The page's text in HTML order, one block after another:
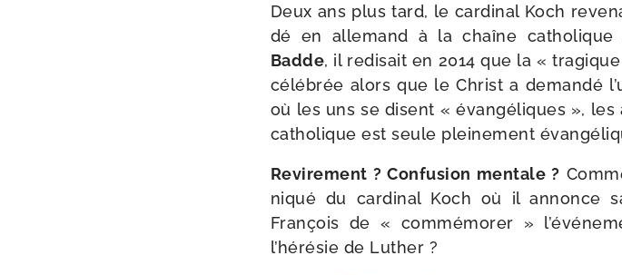
Deux ans plus tard, le car­di­nal Koch
dé en alle­mand à la chaîne catho­lique
Badde, il redi­sait en 2014 que la «
célé­brée alors que le Christ a deman­dé
où les uns se disent « évan­gé­liques »,
catho­lique est seule plei­ne­ment
Revirement ? Confusion men­tale ?
ni­qué du car­di­nal Koch où il annonce
François de « com­mé­mo­rer »
l’hérésie de Luther ?